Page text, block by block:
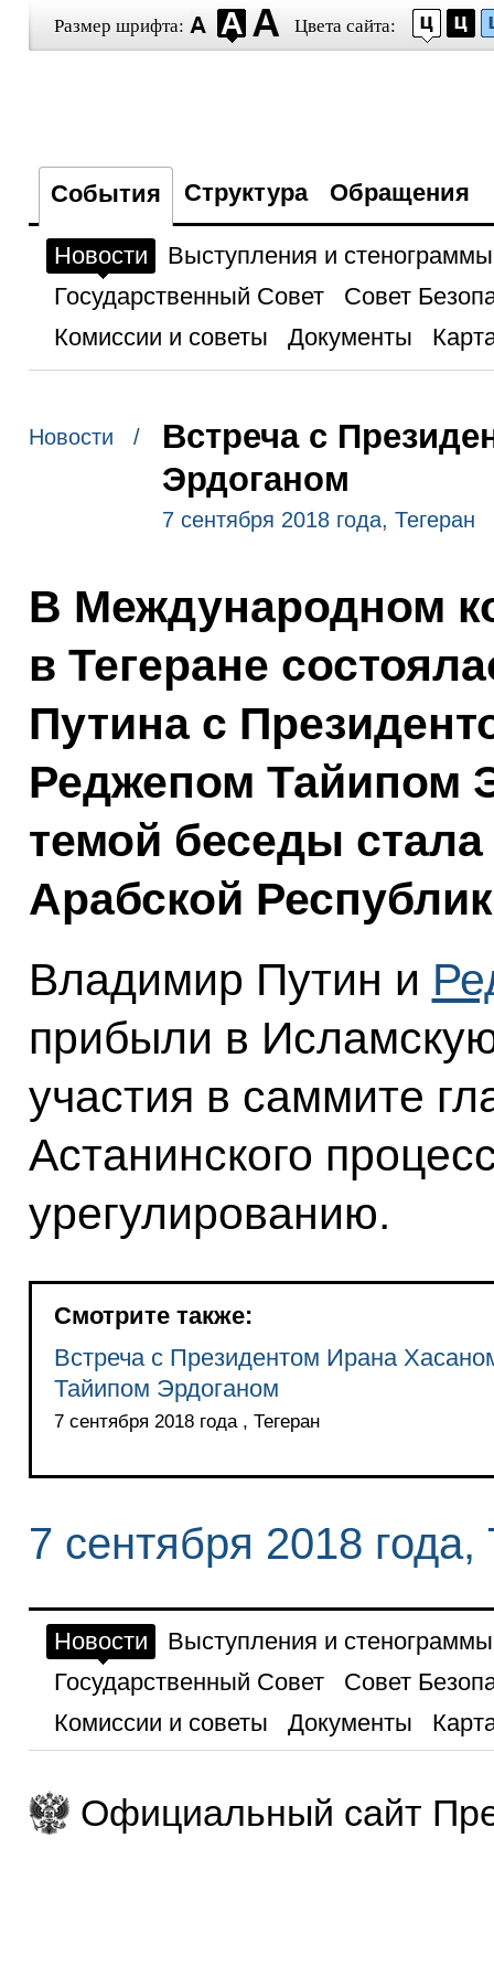
Размер шрифта: Цвета сайта:
События Структура Обращения
Новости
Выступления и стенограммы
Государственный Совет
Совет
Комиссии и советы
Документы
Новости /
Встреча с
Эрдоганом
7 сентября 2018 года, Тегеран
В Международном
в Тегеране
Путина с
Реджепом Тайипом
темой беседы
Арабской
Владимир Путин и
прибыли в
участия в саммите
Астанинского
урегулированию.
Смотрите также:
Встреча с Президентом Ирана
Тайипом Эрдоганом
7 сентября 2018 года , Тегеран
7 сентября 2018 года,
Новости
Выступления и стенограммы
Государственный Совет
Совет
Комиссии и советы
Документы
Официальный сайт